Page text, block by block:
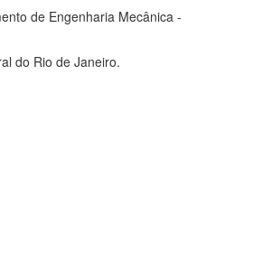
de Engenharia Mecânica -
do Rio de Janeiro.